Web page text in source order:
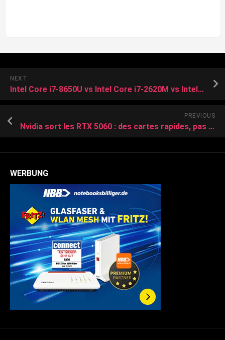
NEXT
Intel Core i7-8650U vs Intel Core i7-2620M vs Intel Core i5-8250U
PREVIOUS
Nvidia sort les RTX 5060 : des cartes rapides, pas chères… mais pas parfaites
WERBUNG